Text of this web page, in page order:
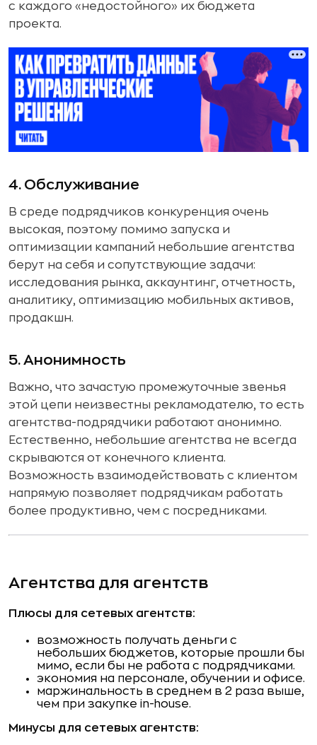
с каждого «недостойного» их бюджета
проекта.
4. Обслуживание
В среде подрядчиков конкуренция очень
высокая, поэтому помимо запуска и
оптимизации кампаний небольшие агентства
берут на себя и сопутствующие задачи:
исследования рынка, аккаунтинг, отчетность,
аналитику, оптимизацию мобильных активов,
продакшн.
5. Анонимность
Важно, что зачастую промежуточные звенья
этой цепи неизвестны рекламодателю, то есть
агентства-подрядчики работают анонимно.
Естественно, небольшие агентства не всегда
скрываются от конечного клиента.
Возможность взаимодействовать с клиентом
напрямую позволяет подрядчикам работать
более продуктивно, чем с посредниками.
Агентства для агентств
Плюсы для сетевых агентств:
возможность получать деньги с
небольших бюджетов, которые прошли бы
мимо, если бы не работа с подрядчиками.
экономия на персонале, обучении и офисе.
маржинальность в среднем в 2 раза выше,
чем при закупке in-house.
Минусы для сетевых агентств: